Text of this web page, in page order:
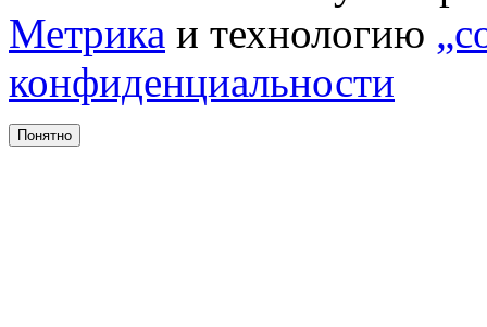
Метрика и технологию
конфиденциальности
Понятно